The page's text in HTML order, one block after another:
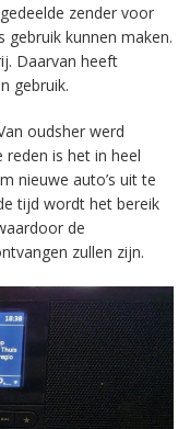
zender voor
kunnen maken.
Daarvan heeft
gebruik.
oudsher werd
is het in heel
nieuwe auto’s uit te
tijd wordt het bereik
de
zullen zijn.